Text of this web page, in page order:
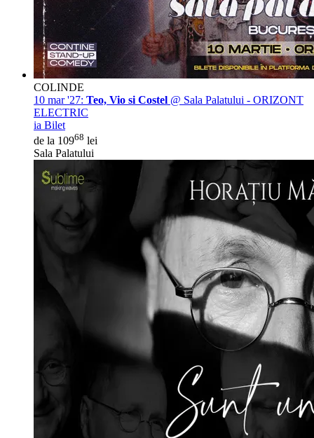
COLINDE
10 mar '27: Teo, Vio si Costel @ Sala Palatului - ORIZONT
ELECTRIC
ia Bilet
de la 10968 lei
Sala Palatului